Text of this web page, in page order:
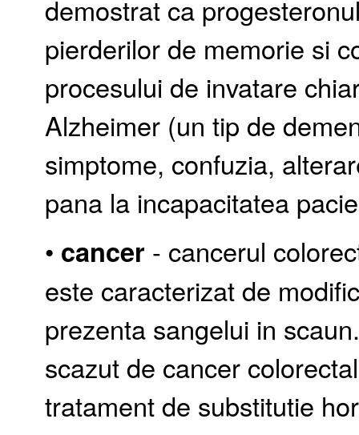
demostrat ca
pierderilor de memorie si
procesului de invatare
Alzheimer (un tip de
simptome, confuzia,
pana la incapacitatea
• cancer - cancerul
este caracterizat de
prezenta sangelui in
scazut de cancer
tratament de substitutie